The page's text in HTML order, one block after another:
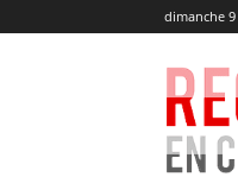
dimanche